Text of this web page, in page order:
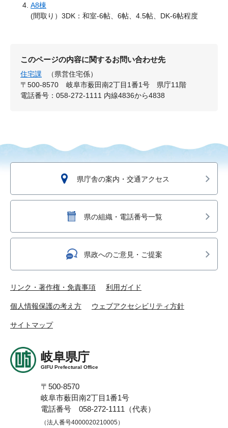
A8棟
(間取り）3DK：和室-6帖、6帖、4.5帖、DK-6帖程度
このページの内容に関するお問い合わせ先
住宅課
（県営住宅係）
〒500-8570
岐阜市薮田南2丁目1番1号 県庁11階
電話番号：058-272-1111 内線4836から4838
県庁舎の案内・交通アクセス
県の組織・電話番号一覧
県政へのご意見・ご提案
リンク・著作権・免責事項 利用ガイド
個人情報保護の考え方 ウェブアクセシビリティ方針
サイトマップ
岐阜県庁
GIFU Prefectural Office
〒500-8570
岐阜市薮田南2丁目1番1号
電話番号 058-272-1111（代表）
（法人番号4000020210005）